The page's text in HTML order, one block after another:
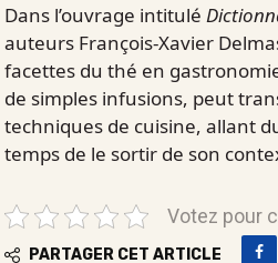
Dans l’ouvrage intitulé
auteurs François-Xavier
facettes du thé en
de simples infusions, peut
techniques de cuisine, allant
temps de le sortir de son
Votez pour
PARTAGER CET ARTICLE